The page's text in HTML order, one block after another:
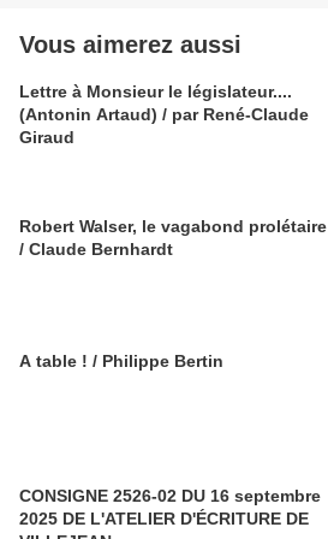
Vous aimerez aussi
Lettre à Monsieur le législateur....
(Antonin Artaud) / par René-Claude
Giraud
Robert Walser, le vagabond prolétaire
/ Claude Bernhardt
A table ! / Philippe Bertin
CONSIGNE 2526-02 DU 16 septembre
2025 DE L'ATELIER D'ÉCRITURE DE